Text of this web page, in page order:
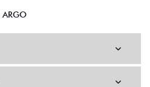
ARGO